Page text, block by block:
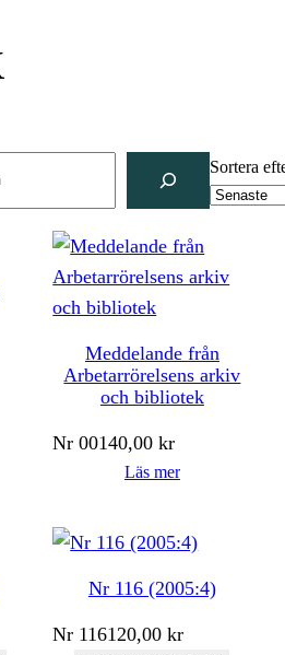
Sortera
Meddelande från
Arbetarrörelsens arkiv
och bibliotek
Nr 00140,00kr
Läs mer
Nr 116 (2005:4)
Nr 116120,00kr